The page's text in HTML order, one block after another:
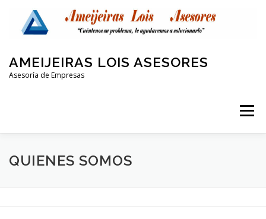
contenido
AMEIJEIRAS LOIS ASESORES
Asesoría de Empresas
Menú
QUIENES SOMOS LABORAL Y SEGURIDAD SOCIAL
QUIENES SOMOS